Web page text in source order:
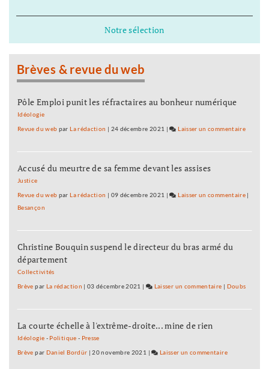
Notre sélection
Brèves & revue du web
Pôle Emploi punit les réfractaires au bonheur numérique
Idéologie
Revue du web parLa rédaction | 24 décembre 2021 | Laisser un commentaire
Séréna
général
Accusé du meurtre de sa femme devant les assises
Justice
Revue du web parLa rédaction | 09 décembre 2021 | Laisser un commentaire on
rejoint
|
Besançon
Christine Bouquin suspend le directeur du bras armé du
département
Collectivités
Brève par La rédaction |03 décembre 2021 | Laisser un commentaire on
Séréna
| Doubs
La courte échelle à l'extrême-droite... mine de rien
Idéologie - Politique - Presse
Brève par Daniel Bordür |20 novembre 2021 | Laisser un commentaireon